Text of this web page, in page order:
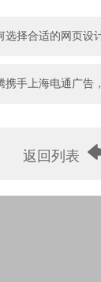
选择合适的网页设
携手上海电通广告
返回列表